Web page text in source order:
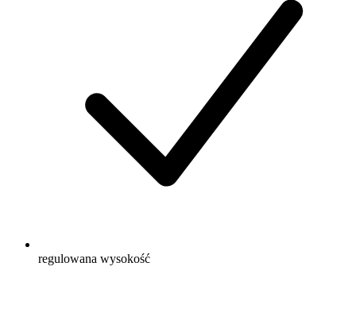
regulowana wysokość